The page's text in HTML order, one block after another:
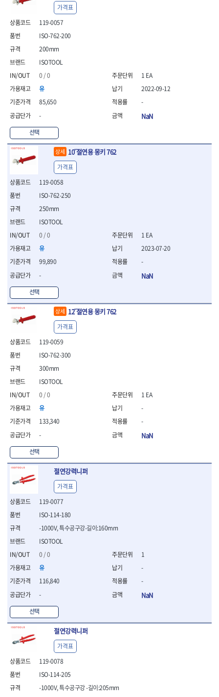
- 롱노우즈
- 스냅링플라이어
- 그룹조인트플라이어
- 케이블커터
- 니퍼 외
- 옵셋렌치
- 공구함세트
- 콤비네이션렌치
- 양구스패너
- 라쳇콤비네이션렌치
- 라쳇옵셋렌치
- 콤비네이션렌치세트
- 플레어너트렌치
- 양구스패너세트
- 옵셋렌치세트
- 라쳇콤비네이션렌치세
- 라쳇콤비네이션세트
- 라쳇렌치
- 함마렌치
- 멀티플라이어
- 미니라쳇세트
- 기타
- 라쳇 드라이버
- 모터렌치
- 함마스패너
절연.전설.방폭공구
- 절연옵셋렌치
- 절연연결대
- 절연스패너
- 절연T렌치
- 절연소켓
- 절연별비트소켓
- 절연육각비트소켓
- 절연라쳇핸들
- 절연콤비네이션렌치
- 절연링렌치
- 절연플라이어
- 절연전공칼
- 절연안전모
- 절연매트
- 방폭소켓
- 방폭콤비네이션렌치
- 방폭함마스패너
- 절연일자드라이버
- 절연별드라이버
- 스트리퍼
- 라쳇케이블커터
- 자동스트리퍼
- 케이블스트리퍼
- 압착기
- 핀셋
- 절연공구세트
- 절연비트홀다드라이버
- 방폭망치
- 절연L렌치
119-0057
ISOTOOL
0 / 0
유
85,650
-
선택
ISO-762-200
200mm
가격표
1 EA
2022-09-12
-
NaN
상세 10˝절연용 몽키 762
119-0058
ISOTOOL
0 / 0
유
99,890
-
선택
ISO-762-250
250mm
가격표
1 EA
2023-07-20
-
NaN
상세 12˝절연용 몽키 762
119-0059
ISOTOOL
0 / 0
유
133,340
-
선택
ISO-762-300
300mm
가격표
1 EA
-
-
NaN
절연강력니퍼
119-0077
ISOTOOL
0 / 0
유
116,840
-
선택
ISO-114-180
-1000V, 특수공구강-길이:160mm
가격표
1
-
-
NaN
절연강력니퍼
119-0078
ISO-114-205
-1000V, 특수공구강 -길이:205mm
가격표